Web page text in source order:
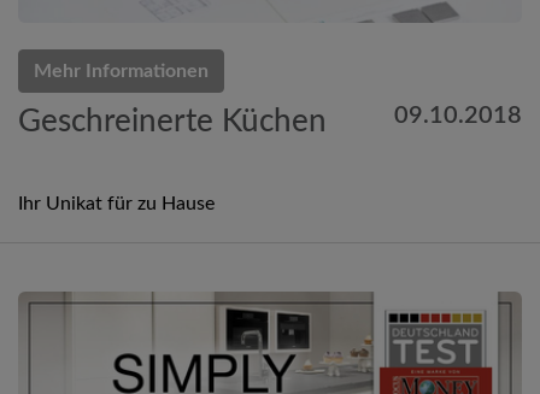
Mehr Informationen
Geschreinerte Küchen 09.10.2018
Ihr Unikat für zu Hause